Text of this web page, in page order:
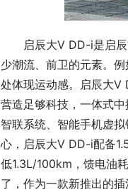
启辰大V DD-i是启
少潮流、前卫的元素。
处体现运动感。启辰大V
营造足够科技，一体式
智联系统、智能手机虚
心，启辰大V DD-i配备
低1.3L/100km，馈电油
了，作为一款新推出的